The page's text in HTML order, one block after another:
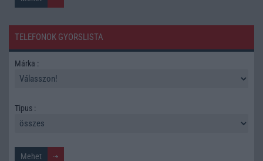
TELEFONOK GYORSLISTA
Márka :
Tipus :